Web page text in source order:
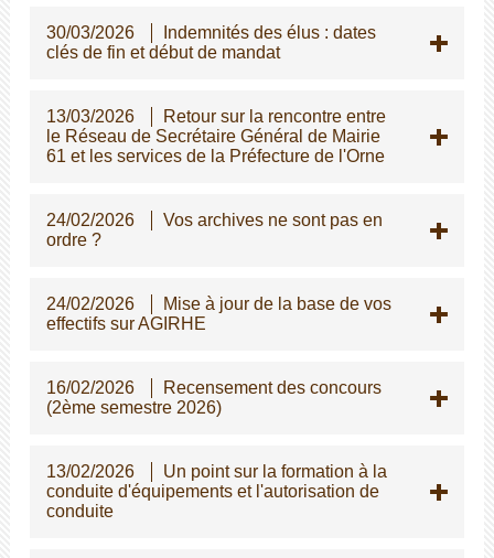
30/03/2026
Indemnités des élus : dates
clés de fin et début de mandat
13/03/2026
Retour sur la rencontre entre
le Réseau de Secrétaire Général de Mairie
61 et les services de la Préfecture de l'Orne
24/02/2026
Vos archives ne sont pas en
ordre ?
24/02/2026
Mise à jour de la base de vos
effectifs sur AGIRHE
16/02/2026
Recensement des concours
(2ème semestre 2026)
13/02/2026
Un point sur la formation à la
conduite d'équipements et l'autorisation de
conduite